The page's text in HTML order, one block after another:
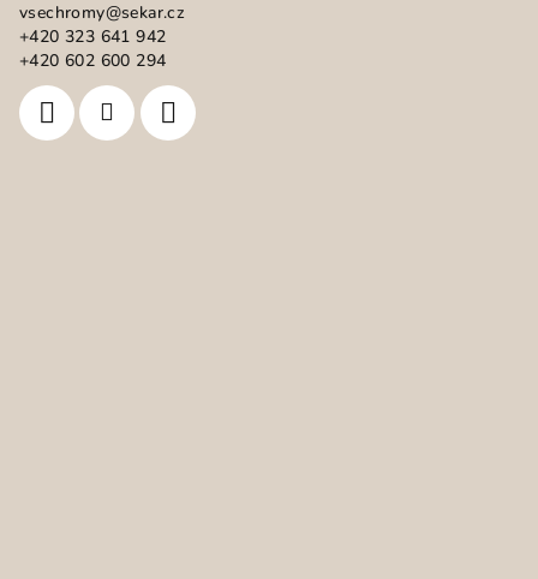
vsechromy@sekar.cz
+420 323 641 942
+420 602 600 294